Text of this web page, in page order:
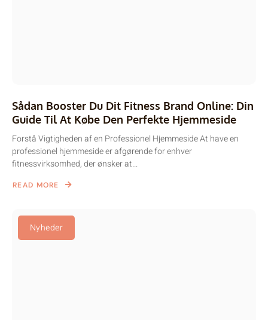
Sådan Booster Du Dit Fitness Brand Online: Din
Guide Til At Købe Den Perfekte Hjemmeside
Forstå Vigtigheden af en Professionel Hjemmeside At have en
professionel hjemmeside er afgørende for enhver
fitnessvirksomhed, der ønsker at...
READ MORE
Nyheder